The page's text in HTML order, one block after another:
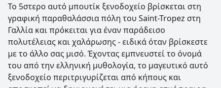
Το 5στερο αυτό μπουτίκ ξενοδοχείο βρίσκεται στη
γραφική παραθαλάσσια πόλη του Saint-Tropez στη
Γαλλία και πρόκειται για έναν παράδεισο
πολυτέλειας και χαλάρωσης - ειδικά όταν βρίσκεστε
με το άλλο σας μισό. Έχοντας εμπνευστεί το όνομά
του από την ελληνική μυθολογία, το μαγευτικό αυτό
ξενοδοχείο περιτριγυρίζεται από κήπους και